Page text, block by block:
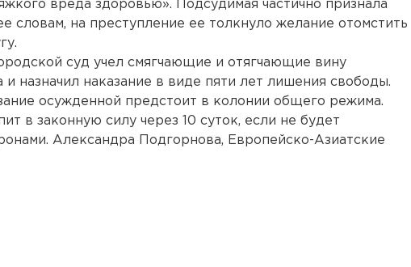
вреда здоровью». Подсудимая частично признала
словам, на преступление ее толкнуло желание отомстить
суд учел смягчающие и отягчающие вину
и назначил наказание в виде пяти лет лишения свободы.
осужденной предстоит в колонии общего режима.
в законную силу через 10 суток, если не будет
Александра Подгорнова, Европейско-Азиатские